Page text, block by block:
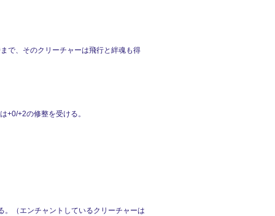
で、そのクリーチャーは飛行と絆魂も得
+0/+2の修整を受ける。
（エンチャントしているクリーチャーは